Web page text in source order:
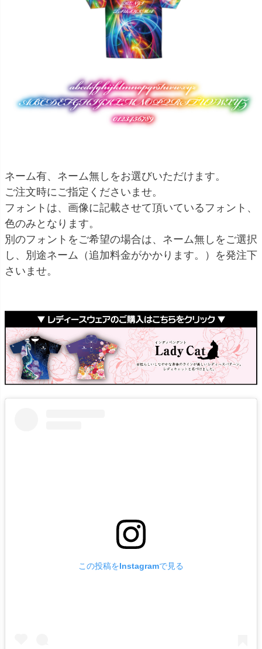
ネーム有、ネーム無しをお選びいただけます。
ご注文時にご指定くださいませ。
フォントは、画像に記載させて頂いているフォント、
色のみとなります。
別のフォントをご希望の場合は、ネーム無しをご選択
し、別途ネーム（追加料金がかかります。）を発注下
さいませ。
この投稿をInstagramで見る